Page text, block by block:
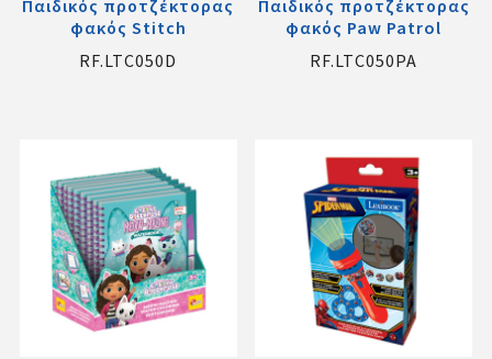
Παιδικός προτζέκτορας
φακός Stitch
RF.LTC050D
Παιδικός προτζέκτορας
φακός Paw Patrol
RF.LTC050PA